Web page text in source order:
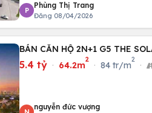
P
Phùng Thị Trang
Đăng 08/04/2026
BÁN CĂN HỘ 2N+1 G5 THE
5.4 tỷ · 64.2m
2
· 84 tr/m
2
·
nguyễn đức vượng